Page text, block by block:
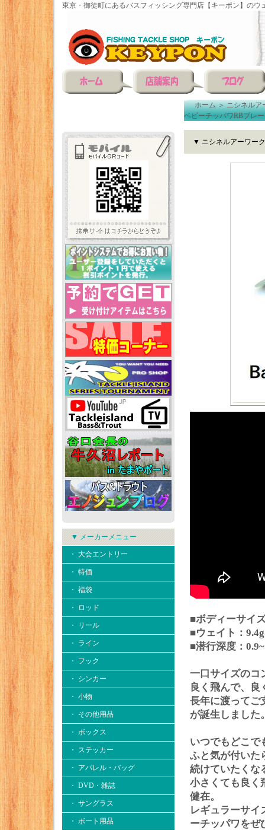
東京・御徒町にあるバスフィッシング専門店【キーポン】のウ
▼ メーカーメニュー
・ 大会エントリー
・ 特価
・ 福袋
・ ロッド
・ リール
・ ライン
・ フック
・ シンカー
・ 小物
・ その他用品
・ ボックス
・ ステッカー
・ アパレル・バッグ
・ DVD・雑誌
・ サングラス
・ ボート用品
ホーム＞ニシネルア
ベビーチッパワRBブレ
▼ ニシネルアーワー
■ボディーサイ
■ウェイト：9.4g
■潜行深度：
一口サイズのコ
良く飛んで、良
長年に渡ってご
が誕生しました
いつでもどこで
ふと気が付いた
続けていたくな
小さくても良く
健在。
レギュラーサイ
ーチッパワをぜ